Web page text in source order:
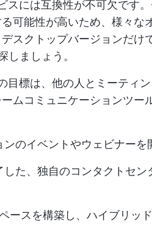
スには互換性が不可欠です
可能性が高いため、様々な
スクトップバージョンだけ
しましょう。
目標は、他の人とミーティ
ームコミュニケーションツー
のイベントやウェビナーを
た、独自のコンタクトセン
ースを構築し、ハイブリッド